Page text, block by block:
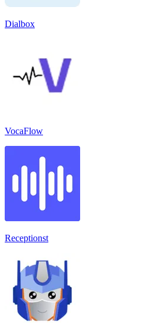
Dialbox
VocaFlow
Receptionst